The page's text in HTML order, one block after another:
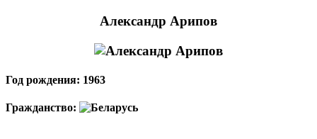
Александр Арипов
Год рождения: 1963
Гражданство: